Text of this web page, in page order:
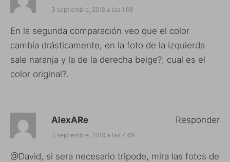
3 septiembre, 2010 a las 1:08
En la segunda comparación veo que el color
cambia drásticamente, en la foto de la izquierda
sale naranja y la de la derecha beige?, cual es el
color original?.
AlexARe
3 septiembre, 2010 a las 7:49
@David, si sera necesario tripode, mira las fotos de
Responder